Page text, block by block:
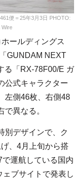
便＝25年3月3日 PHOTO:
Wire
ールディングス
GUNDAM NEXT
る「RX-78F00/E ガ
公式キャラクター
左側46枚、右側48
異なる。
デザインで、ク
、4月上旬から搭
運航している国内
ブサイトで発表し